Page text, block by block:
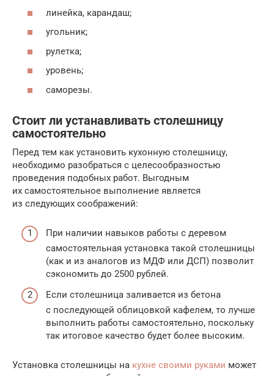
линейка, карандаш;
угольник;
рулетка;
уровень;
саморезы.
Стоит ли устанавливать столешницу
самостоятельно
Перед тем как установить кухонную столешницу,
необходимо разобраться с целесообразностью
проведения подобных работ. Выгодным
их самостоятельное выполнение является
из следующих соображений:
При наличии навыков работы с деревом
самостоятельная установка такой столешницы
(как и из аналогов из МДФ или ДСП) позволит
сэкономить до 2500 рублей.
Если столешница заливается из бетона
с последующей облицовкой кафелем, то лучше
выполнить работы самостоятельно, поскольку
так итоговое качество будет более высоким.
Установка столешницы на кухне своими руками может